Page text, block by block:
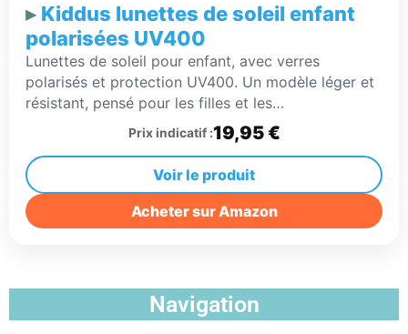
Kiddus lunettes de soleil enfant
polarisées UV400
Lunettes de soleil pour enfant, avec verres
polarisés et protection UV400. Un modèle léger et
résistant, pensé pour les filles et les…
Prix indicatif :19,95 €
Voir le produit
Acheter sur Amazon
Navigation